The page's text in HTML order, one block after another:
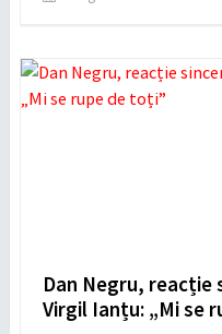
Dan Negru, reacție
Virgil Ianțu: „Mi se